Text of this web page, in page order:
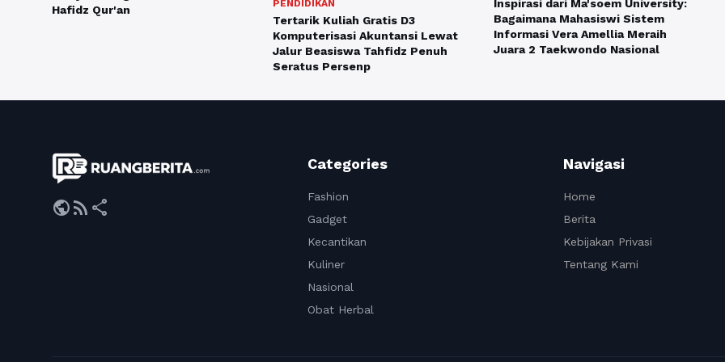
Hafidz Qur'an
PENDIDIKAN
Tertarik Kuliah Gratis D3
Komputerisasi Akuntansi Lewat
Jalur Beasiswa Tahfidz Penuh
Seratus Persenp
Inspirasi dari Ma'soem University:
Bagaimana Mahasiswi Sistem
Informasi Vera Amellia Meraih
Juara 2 Taekwondo Nasional
publicrss_feed share
Categories
Fashion
Gadget
Kecantikan
Kuliner
Nasional
Obat Herbal
Navigasi
Home
Berita
Kebijakan Privasi
Tentang Kami